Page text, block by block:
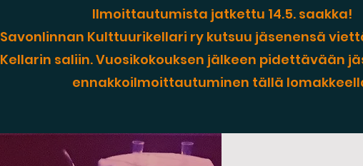
Ilmoittautumista jatkettu 14.5. saakka!
Savonlinnan Kulttuurikellari ry kutsuu jäsenensä
Kellarin saliin. Vuosikokouksen jälkeen pidettävään
ennakkoilmoittautuminen tällä